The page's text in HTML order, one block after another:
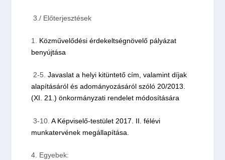
3./ Előterjesztések
1.
Közművelődési érdekeltségnövelő pályázat
benyújtása
2-5. Javaslat a helyi kitüntető cím, valamint díjak
alapításáról és adományozásáról szóló 20/2013.
(XI. 21.) önkormányzati rendelet módosítására
3-10. A Képviselő-testület 2017. II. félévi
munkatervének megállapítása.
4. Egyebek: